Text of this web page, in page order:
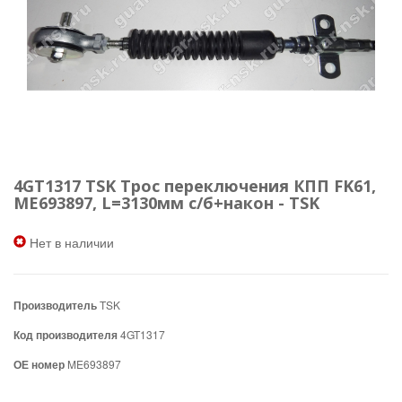
4GT1317 TSK Трос переключения КПП FK61,
ME693897, L=3130мм с/б+након - TSK
Нет в наличии
ПроизводительTSK
Код производителя4GT1317
ОЕ номер ME693897